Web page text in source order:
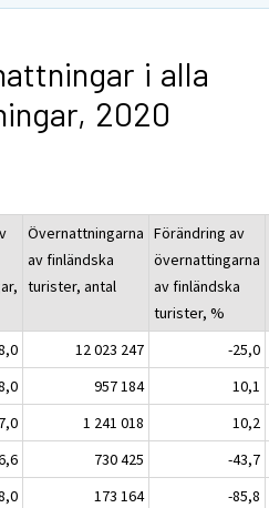
i alla
2020
Övernattningarna
av finländska
turister, antal
Förändring av
övernattingarna
av finländska
turister, %
12 023 247 -25,0
957 184 10,1
7,0 1 241 018 10,2
730 425 -43,7
173 164 -85,8